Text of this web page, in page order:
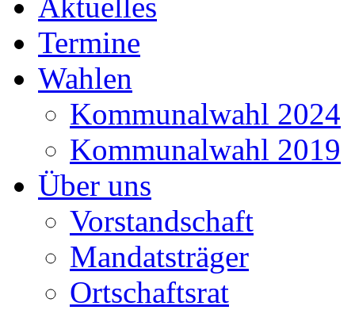
Termine
Wahlen
Kommunalwahl 2024
Kommunalwahl 2019
Über uns
Vorstandschaft
Mandatsträger
Ortschaftsrat